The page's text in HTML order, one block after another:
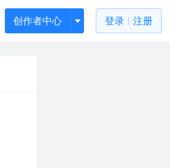
创作者中心 登录 注册